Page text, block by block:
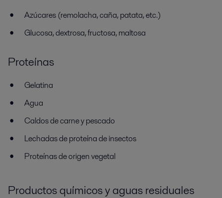
Azúcares (remolacha, caña, patata, etc.)
Glucosa, dextrosa, fructosa, maltosa
Proteínas
Gelatina
Agua
Caldos de carne y pescado
Lechadas de proteína de insectos
Proteínas de origen vegetal
Productos químicos y aguas residuales